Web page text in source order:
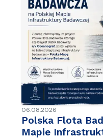
06.08.2026
Polska Flota
Mapie